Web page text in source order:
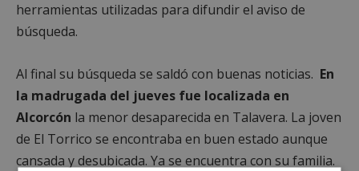
herramientas utilizadas para difundir el aviso de
búsqueda.
Al final su búsqueda se saldó con buenas noticias. En
la madrugada del jueves fue localizada en
Alcorcón la menor desaparecida en Talavera. La joven
de El Torrico se encontraba en buen estado aunque
cansada y desubicada. Ya se encuentra con su familia.